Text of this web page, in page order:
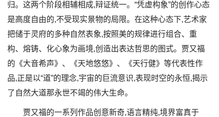
归。这两个阶段相辅相成,辩证统一。“凭虚构象”的创作心态
是高度自由的,不受现实景物的局限。在这种心态下,艺术家
把储于灵府的多种自然表象,按照美的规律进行组合、重
构、熔铸、化心象为画境,创造出表达哲思的图式。贾又福
的《大音希声》、《天地悠悠》、《天行健》等代表性作
品,正是以“道”的理念,宇宙的巨流意识,表现时空的永恒,揭示
了自然大道那永世不竭的伟大生命。
贾又福的一系列作品创意新奇,语言精纯,境界富真于